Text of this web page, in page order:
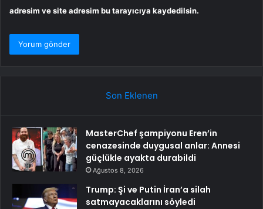
adresim ve site adresim bu tarayıcıya kaydedilsin.
Son Eklenen
MasterChef şampiyonu Eren’in
cenazesinde duygusal anlar: Annesi
güçlükle ayakta durabildi
Ağustos 8, 2026
Trump: Şi ve Putin İran’a silah
satmayacaklarını söyledi